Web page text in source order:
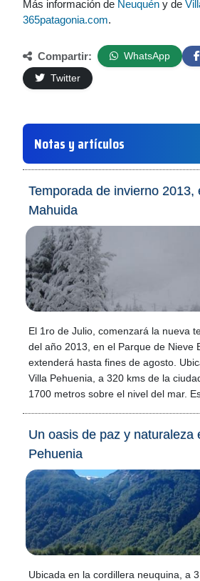
Más información de Neuquén y de
365patagonia.com.
Compartir: WhatsApp
Twitter
Notas y artículos
Temporada de invierno 2013,
Mahuida
El 1ro de Julio, comenzará la nueva
del año 2013, en el Parque de Nieve
extenderá hasta fines de agosto.
Villa Pehuenia, a 320 kms de la
1700 metros sobre el nivel del mar.
Un oasis de paz y naturaleza
Pehuenia
Ubicada en la cordillera neuquina, a